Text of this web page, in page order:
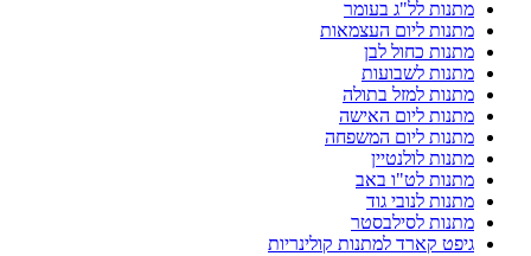
מתנות לל"ג בעומר
מתנות ליום העצמאות
מתנות כחול לבן
מתנות לשבועות
מתנות למזל בתולה
מתנות ליום האישה
מתנות ליום המשפחה
מתנות לולנטיין
מתנות לט"ו באב
מתנות לנובי גוד
מתנות לסילבסטר
גיפט קארד למתנות קולינריות